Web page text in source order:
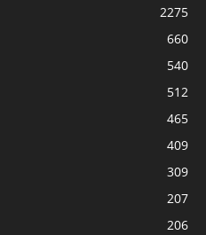
2275
660
540
512
465
409
309
207
206